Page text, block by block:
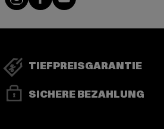
TIEFPREISGARANTIE
SICHERE BEZAHLUNG